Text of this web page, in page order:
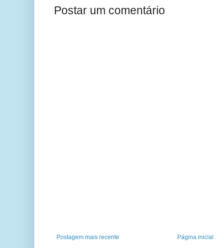
Postar um comentário
Postagem mais recente Página inicial